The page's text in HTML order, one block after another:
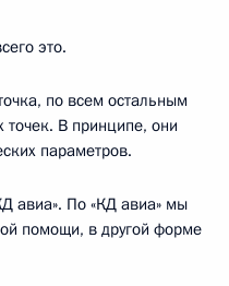
это.
по всем остальным
В принципе, они
параметров.
авиа». По «КД авиа» мы
помощи, в другой форме